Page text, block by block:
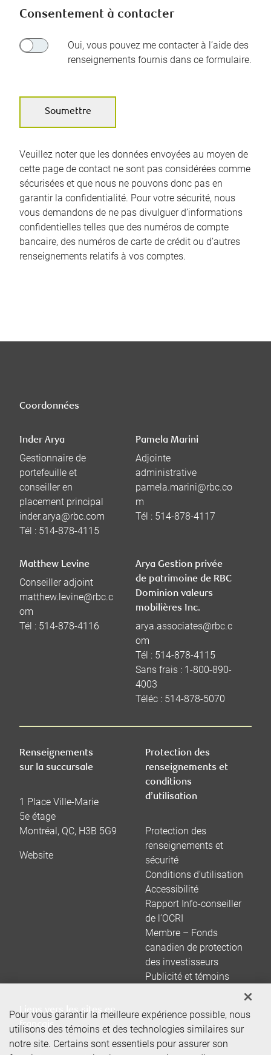
Consentement à contacter
Oui, vous pouvez me contacter à l’aide des
renseignements fournis dans ce formulaire.
Veuillez noter que les données envoyées au moyen de
cette page de contact ne sont pas considérées comme
sécurisées et que nous ne pouvons donc pas en
garantir la confidentialité. Pour votre sécurité, nous
vous demandons de ne pas divulguer d’informations
confidentielles telles que des numéros de compte
bancaire, des numéros de carte de crédit ou d’autres
renseignements relatifs à vos comptes.
Coordonnées
Inder Arya
Gestionnaire de
portefeuille et
conseiller en
placement principal
inder.arya@rbc.com
Tél : 514-878-4115
Pamela Marini
Adjointe
administrative
pamela.marini@rbc.co
m
Tél : 514-878-4117
Matthew Levine
Conseiller adjoint
matthew.levine@rbc.c
om
Tél : 514-878-4116
Arya Gestion privée
de patrimoine de RBC
Dominion valeurs
mobilières Inc.
arya.associates@rbc.c
om
Tél : 514-878-4115
Sans frais : 1-800-890-
4003
Téléc : 514-878-5070
Renseignements
sur la succursale
1 Place Ville-Marie
5e étage
Montréal, QC, H3B 5G9
Website
Protection des
renseignements et
conditions
d’utilisation
Protection des
renseignements et
sécurité
Conditions d’utilisation
Accessibilité
Rapport Info-conseiller
de l’OCRI
Membre – Fonds
canadien de protection
des investisseurs
Publicité et témoins
Liens vers les sites en
français
Pour vous garantir la meilleure expérience possible, nous
utilisons des témoins et des technologies similaires sur
notre site. Certains sont essentiels pour assurer son